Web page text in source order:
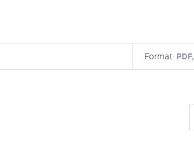
Format: PDF,